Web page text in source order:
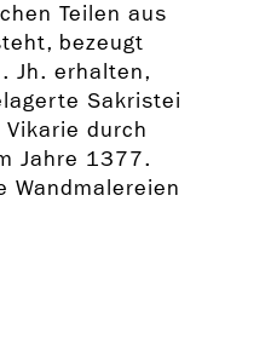
Teilen aus
bezeugt
Jh. erhalten,
Sakristei
durch
Jahre 1377.
Wandmalereien